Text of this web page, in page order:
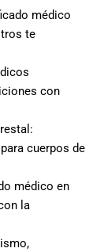
médico
te
con
cuerpos de
médico en
la